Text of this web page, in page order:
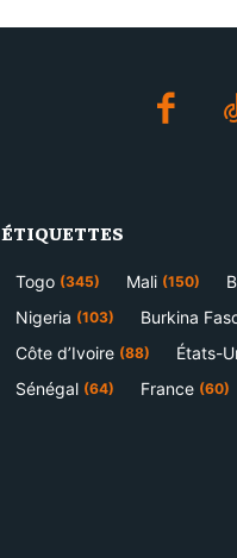
ÉTIQUETTES
Togo (345) Mali (150)
Nigeria (103) Burkina
Côte d’Ivoire (88) États-
Sénégal (64) France (60)